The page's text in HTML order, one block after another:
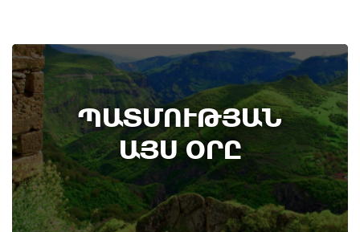
ՊԱՏՄՈՒԹՅԱՆ
ԱՅՍ ՕՐԸ
8th of August
Административный суд удовлетворил иск ААЦ
по делу монастыря Ованаванк